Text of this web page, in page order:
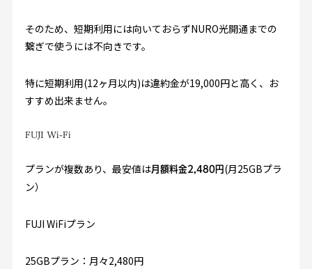
そのため、短期利用には向いておらずNURO光開通までの
繋ぎで使うには不向きです。
特に短期利用(12ヶ月以内)は違約金が19,000円と高く、お
すすめ出来ません。
FUJI Wi-Fi
プランが複数あり、最安値は月額料金2,480円 (月25GBプラ
ン）
FUJI WiFiプラン
25GBプラン：月々2,480円